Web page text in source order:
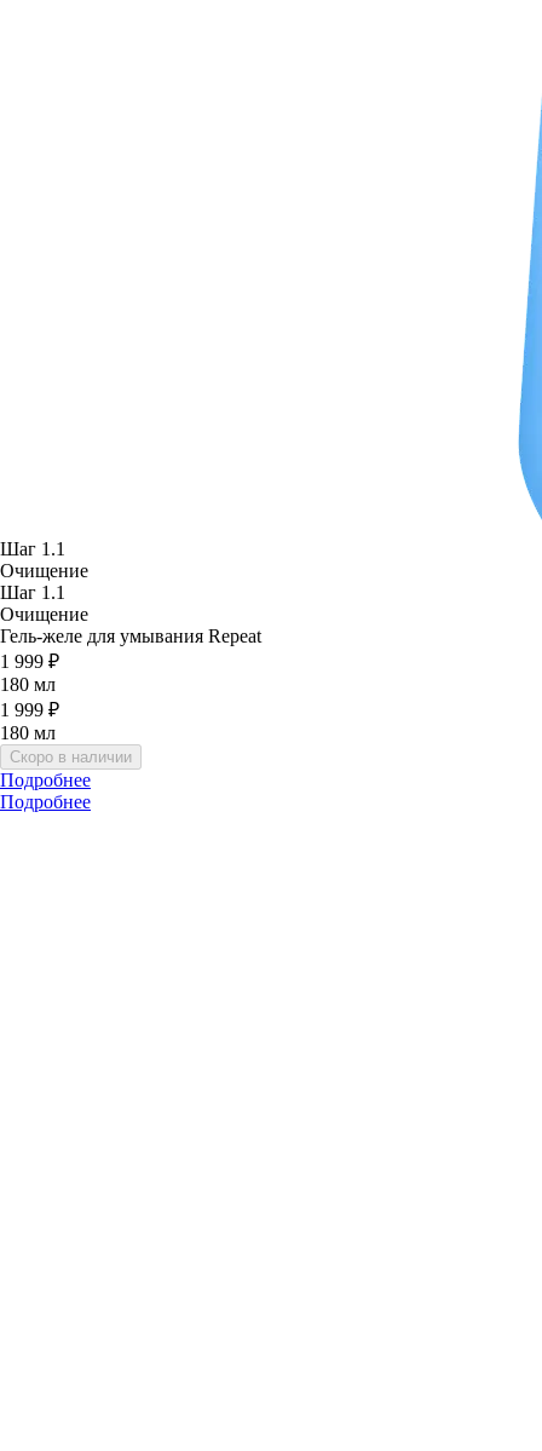
Шаг 1.1
Очищение
Шаг 1.1
Очищение
Гель-желе для умывания Repeat
1 999 ₽
180 мл
1 999 ₽
180 мл
Скоро в наличии
Подробнее
Подробнее